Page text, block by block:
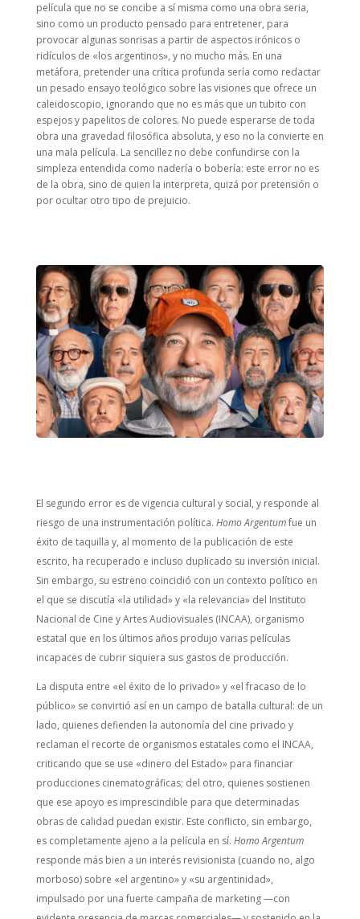
película que no se concibe a sí misma como una obra seria,
sino como un producto pensado para entretener, para
provocar algunas sonrisas a partir de aspectos irónicos o
ridículos de «los argentinos», y no mucho más. En una
metáfora, pretender una crítica profunda sería como redactar
un pesado ensayo teológico sobre las visiones que ofrece un
caleidoscopio, ignorando que no es más que un tubito con
espejos y papelitos de colores. No puede esperarse de toda
obra una gravedad filosófica absoluta, y eso no la convierte en
una mala película. La sencillez no debe confundirse con la
simpleza entendida como nadería o bobería: este error no es
de la obra, sino de quien la interpreta, quizá por pretensión o
por ocultar otro tipo de prejuicio.
El segundo error es de vigencia cultural y social, y responde al
riesgo de una instrumentación política. Homo Argentumfue un
éxito de taquilla y, al momento de la publicación de este
escrito, ha recuperado e incluso duplicado su inversión inicial.
Sin embargo, su estreno coincidió con un contexto político en
el que se discutía «la utilidad» y «la relevancia» del Instituto
Nacional de Cine y Artes Audiovisuales (INCAA), organismo
estatal que en los últimos años produjo varias películas
incapaces de cubrir siquiera sus gastos de producción.
La disputa entre «el éxito de lo privado» y «el fracaso de lo
público» se convirtió así en un campo de batalla cultural: de un
lado, quienes defienden la autonomía del cine privado y
reclaman el recorte de organismos estatales como el INCAA,
criticando que se use «dinero del Estado» para financiar
producciones cinematográficas; del otro, quienes sostienen
que ese apoyo es imprescindible para que determinadas
obras de calidad puedan existir. Este conflicto, sin embargo,
es completamente ajeno a la película en sí. Homo Argentum
responde más bien a un interés revisionista (cuando no, algo
morboso) sobre «el argentino» y «su argentinidad»,
impulsado por una fuerte campaña de marketing —con